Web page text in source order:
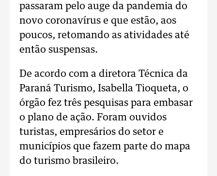
passaram pelo auge da pandemia do
novo coronavírus e que estão, aos
poucos, retomando as atividades até
então suspensas.
De acordo com a diretora Técnica da
Paraná Turismo, Isabella Tioqueta, o
órgão fez três pesquisas para embasar
o plano de ação. Foram ouvidos
turistas, empresários do setor e
municípios que fazem parte do mapa
do turismo brasileiro.